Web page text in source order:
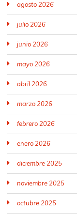
agosto 2026
julio 2026
junio 2026
mayo 2026
abril 2026
marzo 2026
febrero 2026
enero 2026
diciembre 2025
noviembre 2025
octubre 2025